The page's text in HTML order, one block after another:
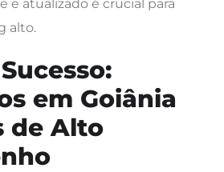
e atualizado é crucial para
alto.
em Goiânia
de Alto